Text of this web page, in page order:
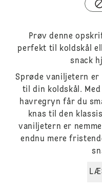
Prøv denne
perfekt til koldskål
snack
Sprøde vaniljetern
til din koldskål.
havregryn får du
knas til den
vaniljetern er
endnu mere